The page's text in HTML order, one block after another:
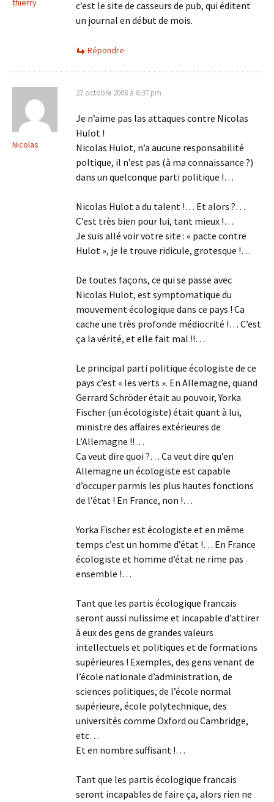
thierry
c’est le site de casseurs de pub, qui éditent
un journal en début de mois.
Répondre
Nicolas
27 octobre 2008 à 6:37 pm
Je n’aime pas las attaques contre Nicolas
Hulot !
Nicolas Hulot, n’a aucune responsabilité
poltique, il n’est pas (à ma connaissance ?)
dans un quelconque parti politique !…
Nicolas Hulot a du talent !… Et alors ?…
C’est très bien pour lui, tant mieux !…
Je suis allé voir votre site : « pacte contre
Hulot », je le trouve ridicule, grotesque !…
De toutes façons, ce qui se passe avec
Nicolas Hulot, est symptomatique du
mouvement écologique dans ce pays ! Ca
cache une très profonde médiocrité !… C’est
ça la vérité, et elle fait mal !!…
Le principal parti politique écologiste de ce
pays c’est « les verts ». En Allemagne, quand
Gerrard Schröder était au pouvoir, Yorka
Fischer (un écologiste) était quant à lui,
ministre des affaires extérieures de
L’Allemagne !!…
Ca veut dire quoi ?… Ca veut dire qu’en
Allemagne un écologiste est capable
d’occuper parmis les plus hautes fonctions
de l’état ! En France, non !…
Yorka Fischer est écologiste et en même
temps c’est un homme d’état !… En France
écologiste et homme d’état ne rime pas
ensemble !…
Tant que les partis écologique francais
seront aussi nulissime et incapable d’attirer
à eux des gens de grandes valeurs
intellectuels et politiques et de formations
supérieures ! Exemples, des gens venant de
l’école nationale d’administration, de
sciences politiques, de l’école normal
supérieure, école polytechnique, des
universités comme Oxford ou Cambridge,
etc…
Et en nombre suffisant !…
Tant que les partis écologique francais
seront incapables de faire ça, alors rien ne